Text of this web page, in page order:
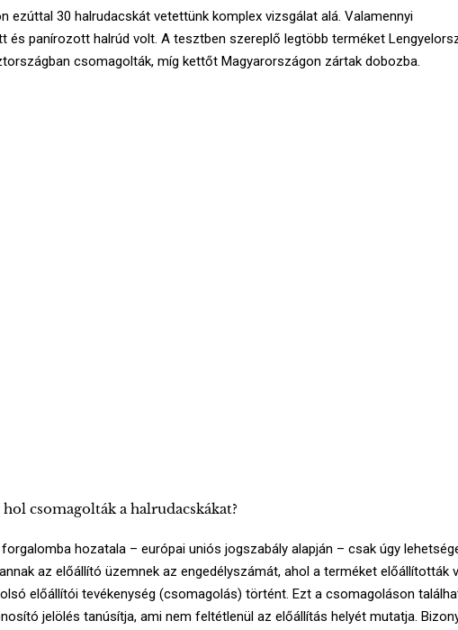
ezúttal 30 halrudacskát vetettünk komplex vizsgálat alá. Valamennyi
panírozott halrúd volt. A tesztben szereplő legtöbb terméket
csomagolták, míg kettőt Magyarországon zártak dobozba.
csomagolták a halrudacskákat?
hozatala – európai uniós jogszabály alapján – csak úgy
az előállító üzemnek az engedélyszámát, ahol a terméket előállították
előállítói tevékenység (csomagolás) történt. Ezt a csomagoláson
jelölés tanúsítja, ami nem feltétlenül az előállítás helyét mutatja.